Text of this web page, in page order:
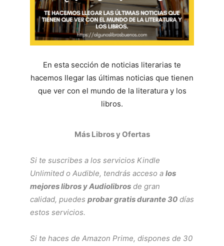
En esta sección de noticias literarias te
hacemos llegar las últimas noticias que tienen
que ver con el mundo de la literatura y los
libros.
Más Libros y Ofertas
Si te suscribes a los servicios Kindle
Unlimited o Audible, tendrás acceso a los
mejores libros y Audiolibros de gran
calidad, puedes probar gratis durante 30 días
estos servicios.
Si te haces de Amazon Prime, dispones de 30